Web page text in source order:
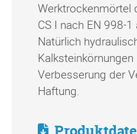
Werktrockenmörtel
CS I nach EN 998-
Natürlich
Verbesserung der
Haftung.